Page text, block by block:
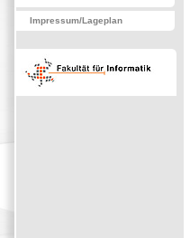
Impressum/Lageplan